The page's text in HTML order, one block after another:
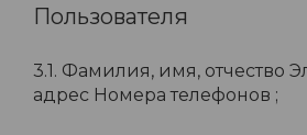
Пользователя
3.1. Фамилия, имя, отчество
адрес Номера телефонов ;